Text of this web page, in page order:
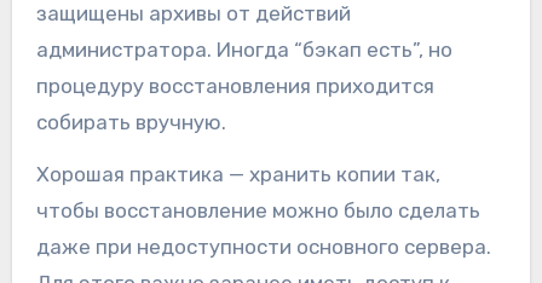
защищены архивы от действий
администратора. Иногда “бэкап есть”, но
процедуру восстановления приходится
собирать вручную.
Хорошая практика — хранить копии так,
чтобы восстановление можно было сделать
даже при недоступности основного сервера.